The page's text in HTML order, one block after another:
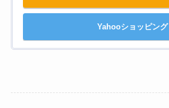
Yahooショッピング